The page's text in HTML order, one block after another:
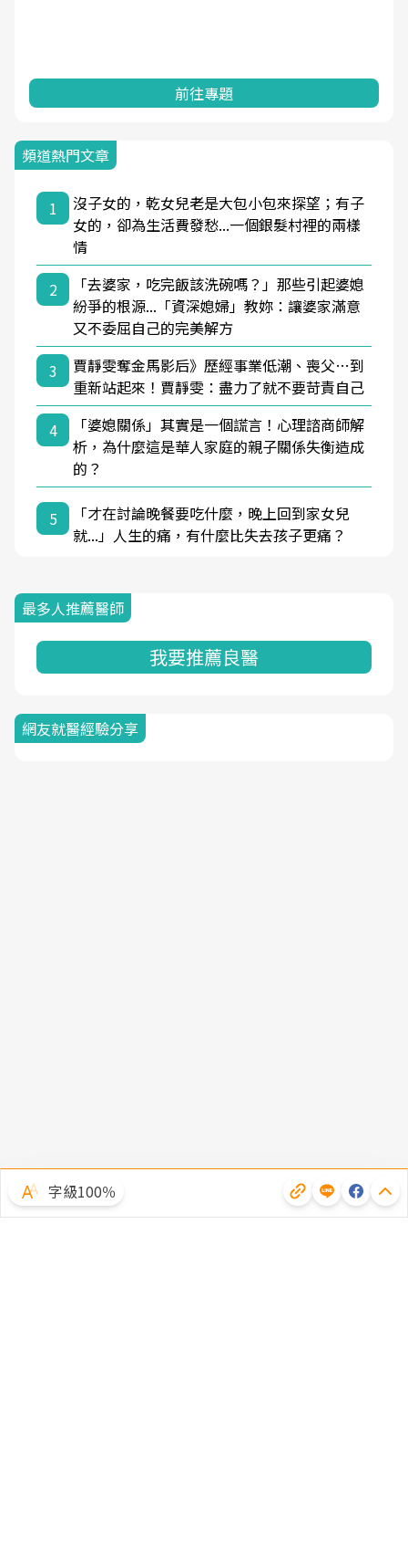
前往專題
頻道熱門文章
1
沒子女的，乾女兒老是大包小包來探望；有子
女的，卻為生活費發愁...一個銀髮村裡的兩樣
情
2
「去婆家，吃完飯該洗碗嗎？」那些引起婆媳
紛爭的根源...「資深媳婦」教妳：讓婆家滿意
又不委屈自己的完美解方
3
賈靜雯奪金馬影后》歷經事業低潮、喪父…到
重新站起來！賈靜雯：盡力了就不要苛責自己
4
「婆媳關係」其實是一個謊言！心理諮商師解
析，為什麼這是華人家庭的親子關係失衡造成
的？
5
「才在討論晚餐要吃什麼，晚上回到家女兒
就...」人生的痛，有什麼比失去孩子更痛？
最多人推薦醫師
我要推薦良醫
網友就醫經驗分享
字級100％